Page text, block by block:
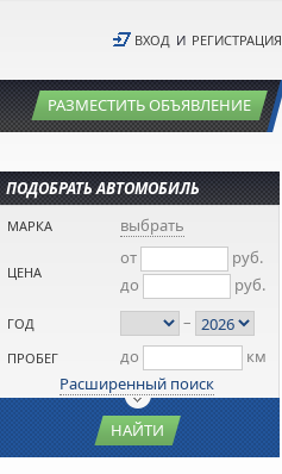
ВХОД И РЕГИСТРАЦИЯ
РАЗМЕСТИТЬ ОБЪЯВЛЕНИЕ
ПОДОБРАТЬ АВТОМОБИЛЬ
МАРКА выбрать
ЦЕНА
от
руб.
до
руб.
ГОД –
ПРОБЕГ до
км
Расширенный поиск
НАЙТИ